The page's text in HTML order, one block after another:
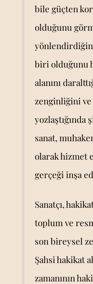
bile güçten
olduğunu
biri olduğunu
alanını
zenginliğini
yozlaştığında
sanat,
olarak hizmet
gerçeği inşa
Sanatçı,
toplum ve
son bireysel
Şahsi hakikat
zamanının